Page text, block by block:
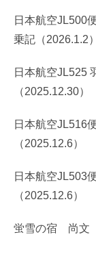
日本航空
乗記（2026.1.2）
日本航空JL525
（2025.12.30）
日本航空JL516
（2025.12.6）
日本航空
（2025.12.6）
蛍雪の宿 尚文